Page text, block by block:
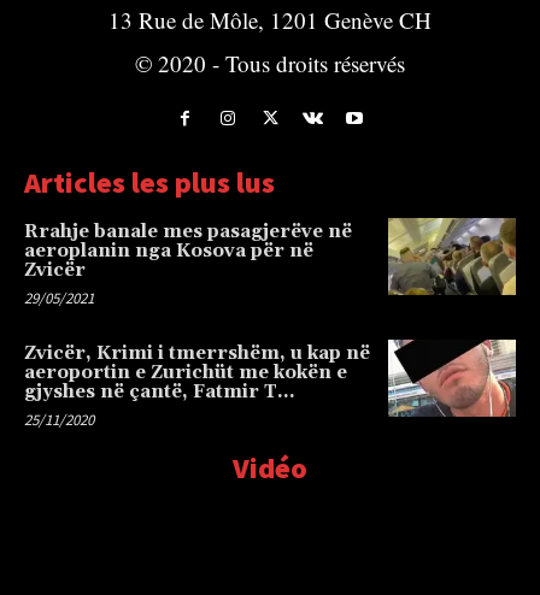
13 Rue de Môle, 1201 Genève CH
© 2020 - Tous droits réservés
Articles les plus lus
Rrahje banale mes pasagjerëve në
aeroplanin nga Kosova për në
Zvicër
29/05/2021
Zvicër, Krimi i tmerrshëm, u kap në
aeroportin e Zurichüt me kokën e
gjyshes në çantë, Fatmir T…
25/11/2020
Vidéo